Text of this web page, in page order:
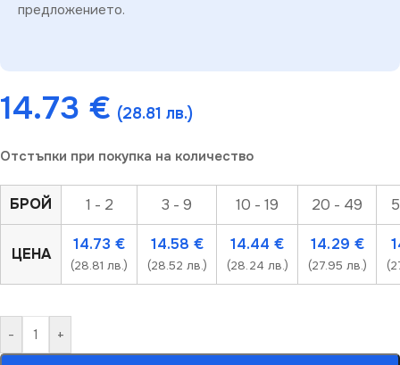
предложението.
14.73 € (28.81 лв.)
Отстъпки при покупка на количество
БРОЙ 1 - 2 3 - 9 10 - 19 20 - 49
ЦЕНА
14.73 €
(28.81 лв.)
14.58 €
(28.52 лв.)
14.44 €
(28.24 лв.)
14.29 €
(27.95 лв.)
- +